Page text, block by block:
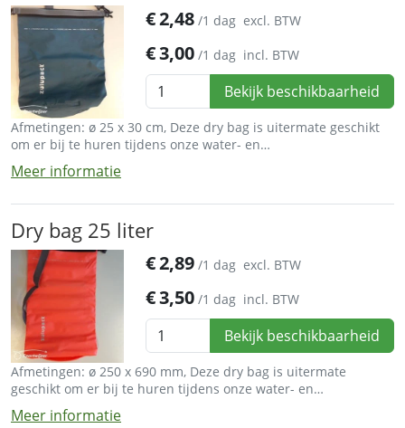
€2,48 /1 dag excl. BTW
€3,00 /1 dag incl. BTW
Bekijk beschikbaarheid
Afmetingen: ø 25 x 30 cm, Deze dry bag is uitermate geschikt
om er bij te huren tijdens onze water- en
buitensportactiviteiten.
Meer informatie
Dry bag 25 liter
€2,89 /1 dag excl. BTW
€3,50 /1 dag incl. BTW
Bekijk beschikbaarheid
Afmetingen: ø 250 x 690 mm, Deze dry bag is uitermate
geschikt om er bij te huren tijdens onze water- en
buitensportactiviteiten
Meer informatie